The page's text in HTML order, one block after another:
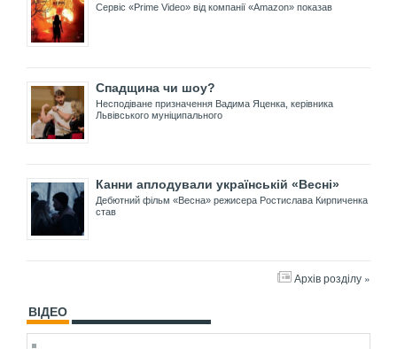
Сервіс «Prime Video» від компанії «Amazon» показав
Спадщина чи шоу?
Несподіване призначення Вадима Яценка, керівника
Львівського муніципального
Канни аплодували українській «Весні»
Дебютний фільм «Весна» режисера Ростислава Кирпиченка
став
Архів розділу »
ВІДЕО